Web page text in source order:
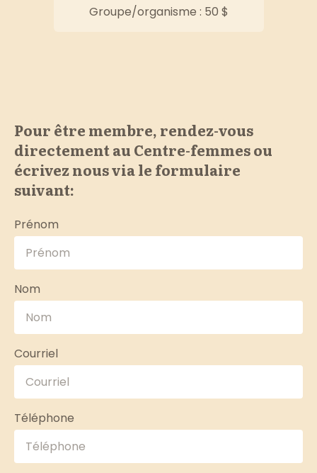
Groupe/organisme : 50 $
Pour être membre, rendez-vous
directement au Centre-femmes ou
écrivez nous via le formulaire
suivant:
Prénom
Nom
Courriel
Téléphone